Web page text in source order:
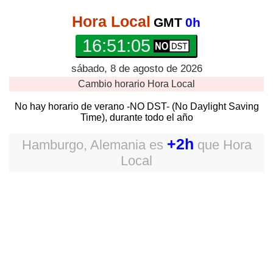
Hora Local GMT 0h
16:51:05
sábado, 8 de agosto de 2026
Cambio horario Hora Local
No hay horario de verano -NO DST- (No Daylight Saving
Time), durante todo el año
Hamburgo, Alemaniaes +2h que Hora
Local